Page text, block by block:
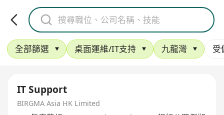
全部篩選 桌面運維/IT支持 九龍灣 受
IT Support
BIRGMA Asia HK Limited